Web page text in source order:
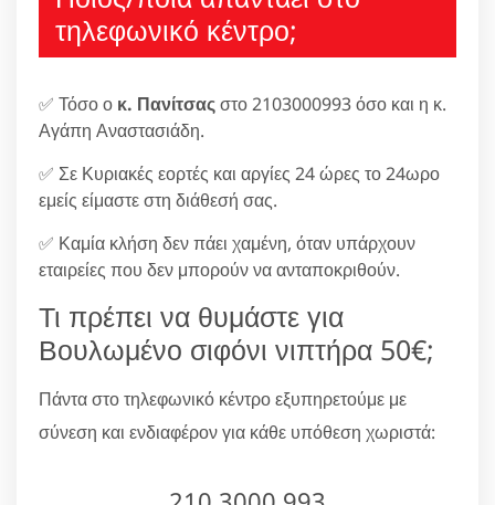
τηλεφωνικό κέντρο;
✅ Τόσο ο κ. Πανίτσαςστο 2103000993 όσο και η κ.
Αγάπη Αναστασιάδη.
✅ Σε Κυριακές εορτές και αργίες 24 ώρες το 24ωρο
εμείς είμαστε στη διάθεσή σας.
✅ Καμία κλήση δεν πάει χαμένη, όταν υπάρχουν
εταιρείες που δεν μπορούν να ανταποκριθούν.
Τι πρέπει να θυμάστε για
Βουλωμένο σιφόνι νιπτήρα 50€;
Πάντα στο τηλεφωνικό κέντρο εξυπηρετούμε με
σύνεση και ενδιαφέρον για κάθε υπόθεση χωριστά: